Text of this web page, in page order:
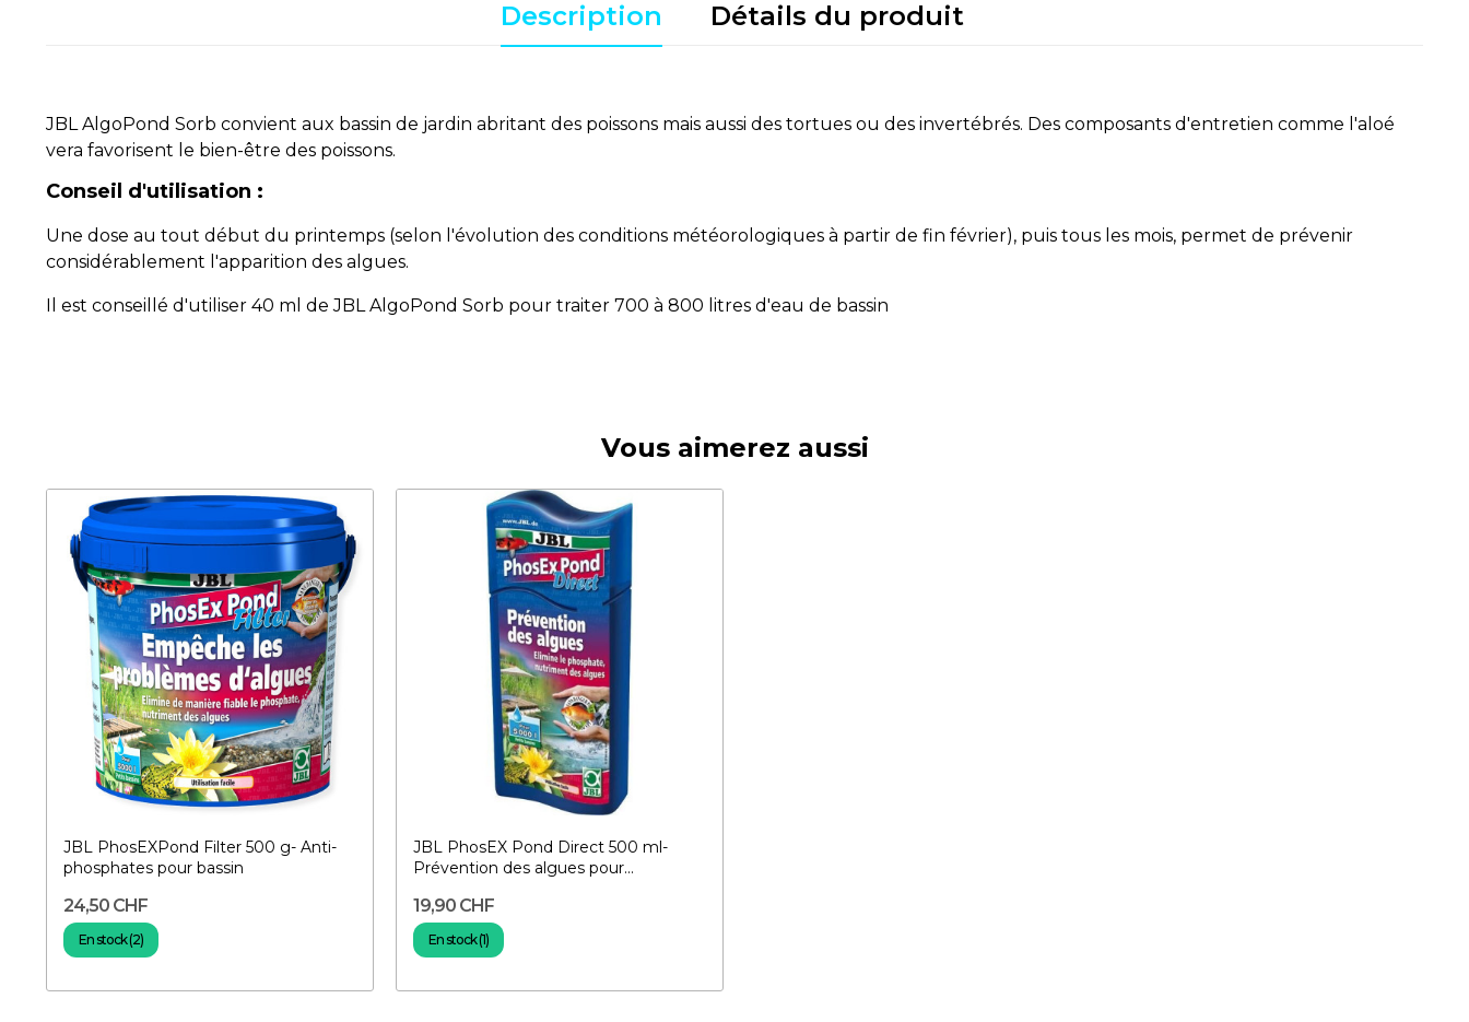
Description Détails du produit
JBL AlgoPond Sorb convient aux bassin de jardin abritant des poissons mais aussi des tortues ou des invertébrés. Des composants d'entretien comme l'aloé
vera favorisent le bien-être des poissons.
Conseil d'utilisation :
Une dose au tout début du printemps (selon l'évolution des conditions météorologiques à partir de fin février), puis tous les mois, permet de prévenir
considérablement l'apparition des algues.
Il est conseillé d'utiliser 40 ml de JBL AlgoPond Sorb pour traiter 700 à 800 litres d'eau de bassin
Vous aimerez aussi
JBL PhosEXPond Filter 500 g- Anti-
phosphates pour bassin
24,50 CHF
En stock (2)
JBL PhosEX Pond Direct 500 ml-
Prévention des algues pour...
19,90 CHF
En stock (1)